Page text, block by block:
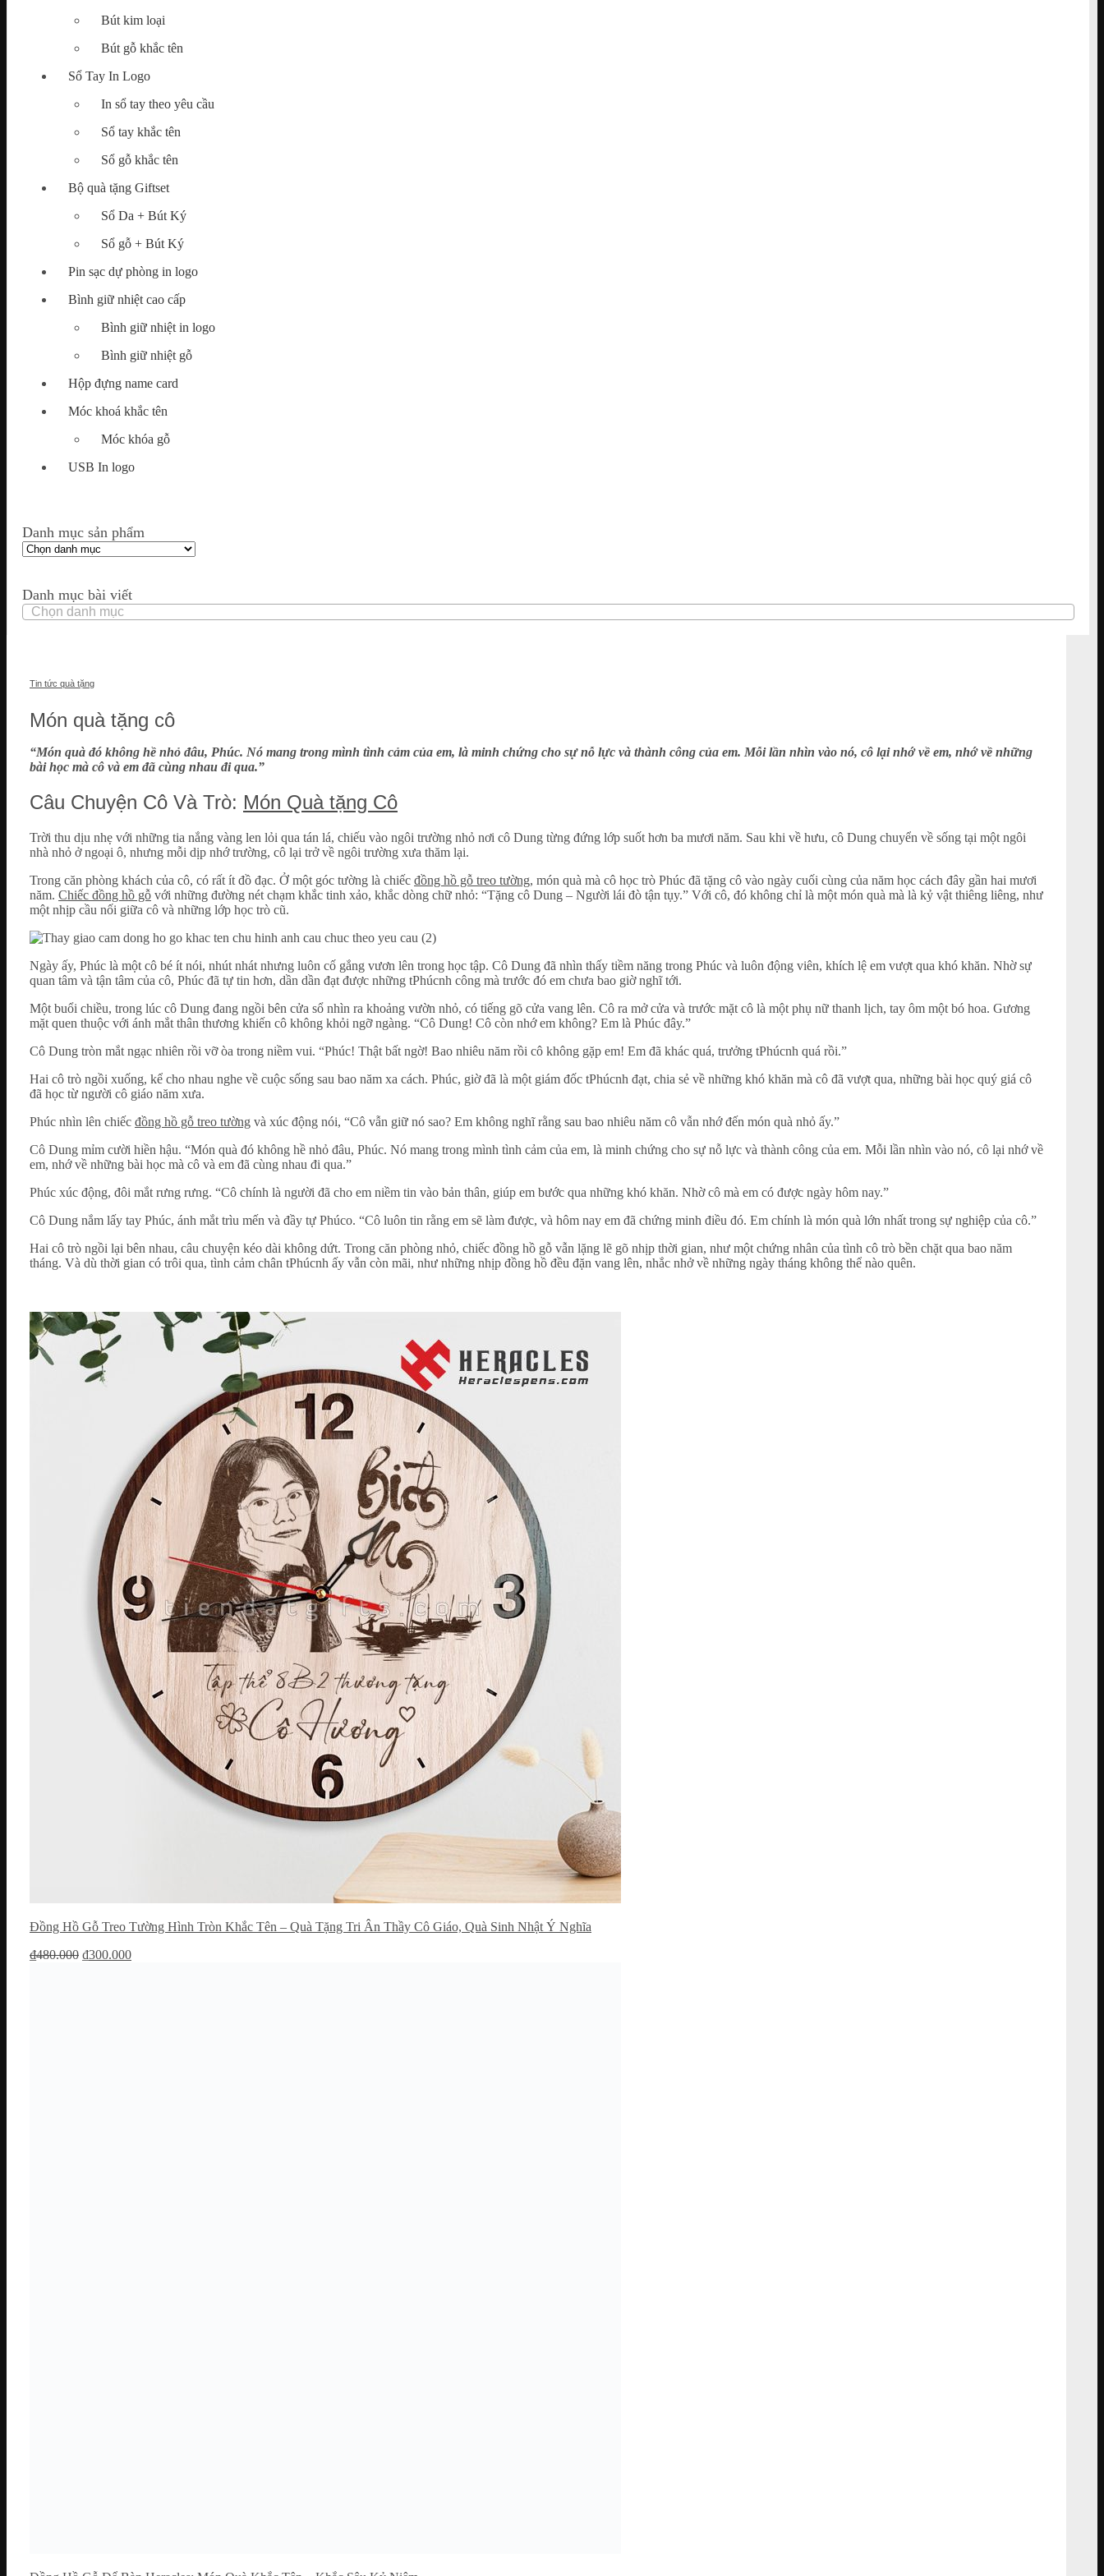
kiếm:
Chưa có sản phẩm trong giỏ hàng.
Bút kim loại
Bút gỗ khắc tên
Sổ Tay In Logo
In sổ tay theo yêu cầu
Sổ tay khắc tên
Sổ gỗ khắc tên
Bộ quà tặng Giftset
Sổ Da + Bút Ký
Sổ gỗ + Bút Ký
Pin sạc dự phòng in logo
Bình giữ nhiệt cao cấp
Bình giữ nhiệt in logo
Bình giữ nhiệt gỗ
Hộp đựng name card
Móc khoá khắc tên
Móc khóa gỗ
USB In logo
Danh mục sản phẩm
Danh mục bài viết
Danh
mục
Tin tức quà tặng
Món quà tặng cô
“Món quà đó không hề nhỏ đâu, Phúc. Nó mang trong mình tình cảm của em, là minh chứng cho sự nỗ lực và thành công của em. Mỗi lần nhìn vào nó, cô lại nhớ về em, nhớ về những
bài học mà cô và em đã cùng nhau đi qua.”
Câu Chuyện Cô Và Trò: Món Quà tặng Cô
Trời thu dịu nhẹ với những tia nắng vàng len lỏi qua tán lá, chiếu vào ngôi trường nhỏ nơi cô Dung từng đứng lớp suốt hơn ba mươi năm. Sau khi về hưu, cô Dung chuyển về sống tại một ngôi
nhà nhỏ ở ngoại ô, nhưng mỗi dịp nhớ trường, cô lại trở về ngôi trường xưa thăm lại.
Trong căn phòng khách của cô, có rất ít đồ đạc. Ở một góc tường là chiếc đồng hồ gỗ treo tường, món quà mà cô học trò Phúc đã tặng cô vào ngày cuối cùng của năm học cách đây gần hai mươi
năm. Chiếc đồng hồ gỗ với những đường nét chạm khắc tinh xảo, khắc dòng chữ nhỏ: “Tặng cô Dung – Người lái đò tận tụy.” Với cô, đó không chỉ là một món quà mà là kỷ vật thiêng liêng, như
một nhịp cầu nối giữa cô và những lớp học trò cũ.
Ngày ấy, Phúc là một cô bé ít nói, nhút nhát nhưng luôn cố gắng vươn lên trong học tập. Cô Dung đã nhìn thấy tiềm năng trong Phúc và luôn động viên, khích lệ em vượt qua khó khăn. Nhờ sự
quan tâm và tận tâm của cô, Phúc đã tự tin hơn, dần dần đạt được những tPhúcnh công mà trước đó em chưa bao giờ nghĩ tới.
Một buổi chiều, trong lúc cô Dung đang ngồi bên cửa sổ nhìn ra khoảng vườn nhỏ, có tiếng gõ cửa vang lên. Cô ra mở cửa và trước mặt cô là một phụ nữ thanh lịch, tay ôm một bó hoa. Gương
mặt quen thuộc với ánh mắt thân thương khiến cô không khỏi ngỡ ngàng. “Cô Dung! Cô còn nhớ em không? Em là Phúc đây.”
Cô Dung tròn mắt ngạc nhiên rồi vỡ òa trong niềm vui. “Phúc! Thật bất ngờ! Bao nhiêu năm rồi cô không gặp em! Em đã khác quá, trưởng tPhúcnh quá rồi.”
Hai cô trò ngồi xuống, kể cho nhau nghe về cuộc sống sau bao năm xa cách. Phúc, giờ đã là một giám đốc tPhúcnh đạt, chia sẻ về những khó khăn mà cô đã vượt qua, những bài học quý giá cô
đã học từ người cô giáo năm xưa.
Phúc nhìn lên chiếc đồng hồ gỗ treo tường và xúc động nói, “Cô vẫn giữ nó sao? Em không nghĩ rằng sau bao nhiêu năm cô vẫn nhớ đến món quà nhỏ ấy.”
Cô Dung mỉm cười hiền hậu. “Món quà đó không hề nhỏ đâu, Phúc. Nó mang trong mình tình cảm của em, là minh chứng cho sự nỗ lực và thành công của em. Mỗi lần nhìn vào nó, cô lại nhớ về
em, nhớ về những bài học mà cô và em đã cùng nhau đi qua.”
Phúc xúc động, đôi mắt rưng rưng. “Cô chính là người đã cho em niềm tin vào bản thân, giúp em bước qua những khó khăn. Nhờ cô mà em có được ngày hôm nay.”
Cô Dung nắm lấy tay Phúc, ánh mắt trìu mến và đầy tự Phúco. “Cô luôn tin rằng em sẽ làm được, và hôm nay em đã chứng minh điều đó. Em chính là món quà lớn nhất trong sự nghiệp của cô.”
Hai cô trò ngồi lại bên nhau, câu chuyện kéo dài không dứt. Trong căn phòng nhỏ, chiếc đồng hồ gỗ vẫn lặng lẽ gõ nhịp thời gian, như một chứng nhân của tình cô trò bền chặt qua bao năm
tháng. Và dù thời gian có trôi qua, tình cảm chân tPhúcnh ấy vẫn còn mãi, như những nhịp đồng hồ đều đặn vang lên, nhắc nhở về những ngày tháng không thể nào quên.
Đồng Hồ Gỗ Treo Tường Hình Tròn Khắc Tên – Quà Tặng Tri Ân Thầy Cô Giáo, Quà Sinh Nhật Ý Nghĩa
₫480.000 Giá
₫300.000Giá